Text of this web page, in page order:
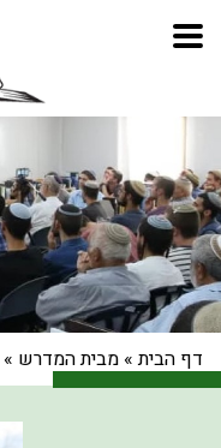
דף הבית» מבית המדרש »